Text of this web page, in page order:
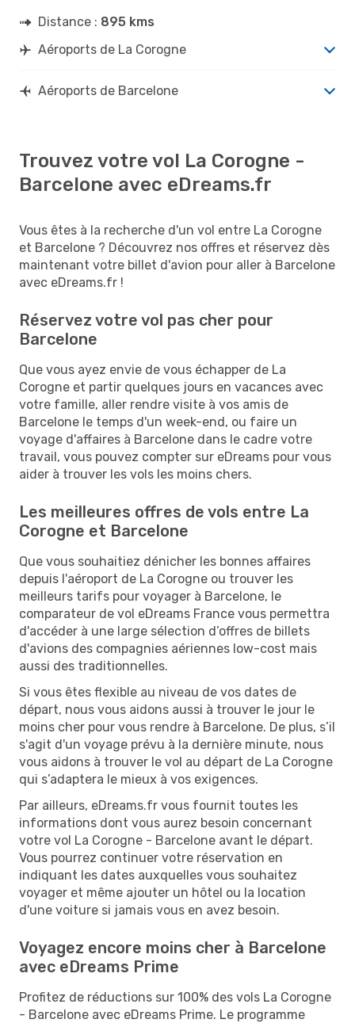
Distance : 895 kms
Aéroports de La Corogne
Aéroports de Barcelone
Trouvez votre vol La Corogne -
Barcelone avec eDreams.fr
Vous êtes à la recherche d'un vol entre La Corogne
et Barcelone ? Découvrez nos offres et réservez dès
maintenant votre billet d'avion pour aller à Barcelone
avec eDreams.fr !
Réservez votre vol pas cher pour
Barcelone
Que vous ayez envie de vous échapper de La
Corogne et partir quelques jours en vacances avec
votre famille, aller rendre visite à vos amis de
Barcelone le temps d'un week-end, ou faire un
voyage d'affaires à Barcelone dans le cadre votre
travail, vous pouvez compter sur eDreams pour vous
aider à trouver les vols les moins chers.
Les meilleures offres de vols entre La
Corogne et Barcelone
Que vous souhaitiez dénicher les bonnes affaires
depuis l'aéroport de La Corogne ou trouver les
meilleurs tarifs pour voyager à Barcelone, le
comparateur de vol eDreams France vous permettra
d'accéder à une large sélection d’offres de billets
d'avions des compagnies aériennes low-cost mais
aussi des traditionnelles.
Si vous êtes flexible au niveau de vos dates de
départ, nous vous aidons aussi à trouver le jour le
moins cher pour vous rendre à Barcelone. De plus, s’il
s'agit d'un voyage prévu à la dernière minute, nous
vous aidons à trouver le vol au départ de La Corogne
qui s’adaptera le mieux à vos exigences.
Par ailleurs, eDreams.fr vous fournit toutes les
informations dont vous aurez besoin concernant
votre vol La Corogne - Barcelone avant le départ.
Vous pourrez continuer votre réservation en
indiquant les dates auxquelles vous souhaitez
voyager et même ajouter un hôtel ou la location
d'une voiture si jamais vous en avez besoin.
Voyagez encore moins cher à Barcelone
avec eDreams Prime
Profitez de réductions sur 100% des vols La Corogne
- Barcelone avec eDreams Prime. Le programme